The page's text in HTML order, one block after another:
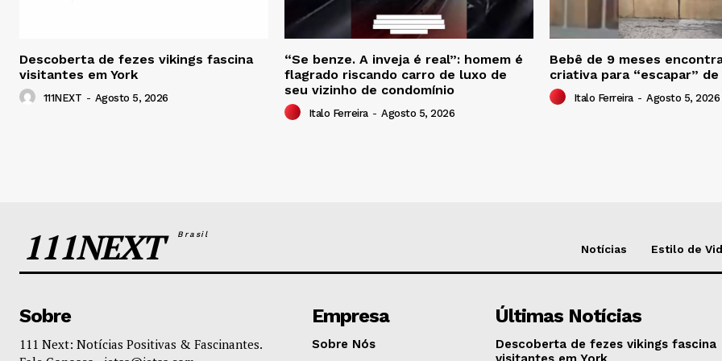
Descoberta de fezes vikings fascina
visitantes em York
111NEXT - Agosto 5, 2026
“Se benze. A inveja é real”: homem é
flagrado riscando carro de luxo de
seu vizinho de condomínio
Italo Ferreira - Agosto 5, 2026
Bebê de 9 meses
criativa para “escapar”
Italo Ferreira - Agosto 5, 2026
111NEXTBrasil
Notícias Estilo de
Sobre
111 Next: Notícias Positivas & Fascinantes.
Empresa
Sobre Nós
Últimas Notícias
Descoberta de fezes vikings fascina